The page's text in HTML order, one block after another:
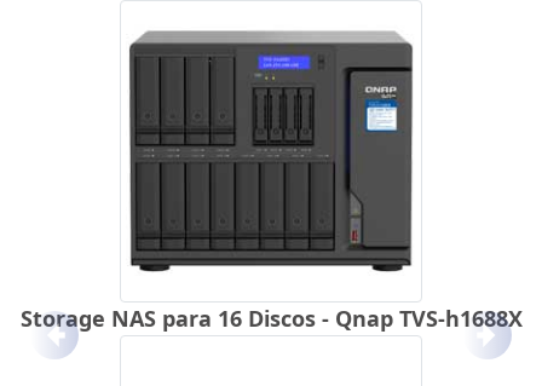
Storage NAS para 16 Discos - Qnap TVS-h1688X
Anterior